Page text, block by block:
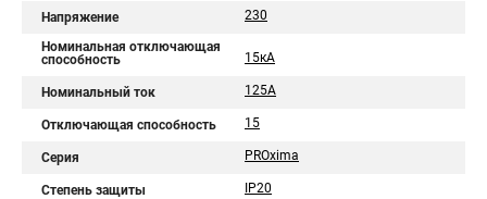
Напряжение 230
Номинальная отключающая
способность
15кА
Номинальный ток 125А
Отключающая способность 15
Серия PROxima
Степень защиты IP20